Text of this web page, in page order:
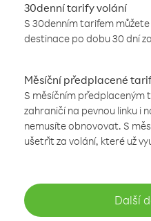
30denní tarify volání
S 30denním tarifem
destinace po dobu 30 dní
Měsíční předplacené
S měsíčním předplaceným
zahraničí na pevnou linku i
nemusíte obnovovat. S
ušetřit za volání, které už
Další